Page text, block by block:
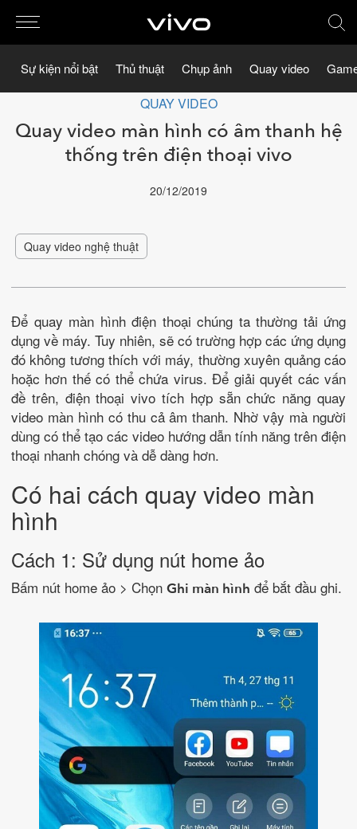
Sự kiện nổi bật Thủ thuật Chụp ảnh Quay video
QUAY VIDEO
Quay video màn hình có âm thanh hệ
thống trên điện thoại vivo
20/12/2019
Quay video nghệ thuật
Để quay màn hình điện thoại chúng ta thường tải ứng
dụng về máy. Tuy nhiên, sẽ có trường hợp các ứng dụng
đó không tương thích với máy, thường xuyên quảng cáo
hoặc hơn thế có thể chứa virus. Để giải quyết các vấn
đề trên, điện thoại vivo tích hợp sẵn chức năng quay
video màn hình có thu cả âm thanh. Nhờ vậy mà người
dùng có thể tạo các video hướng dẫn tính năng trên điện
thoại nhanh chóng và dễ dàng hơn.
Có hai cách quay video màn
hình
Cách 1: Sử dụng nút home ảo
Bấm nút home ảo > Chọn Ghi màn hình để bắt đầu ghi.